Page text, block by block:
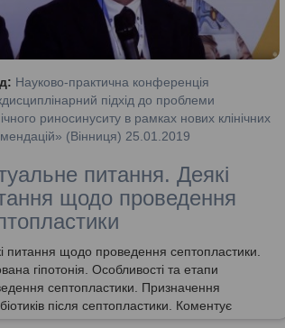
Науково-практична конференція
підхід до проблеми
риносинуситу в рамках нових клінічних
(Вінниця) 25.01.2019
питання. Деякі
щодо проведення
питання щодо проведення септопластики.
гіпотонія. Особливості та етапи
септопластики. Призначення
після септопластики. Коментує